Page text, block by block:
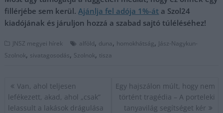
fillérjébe sem kerül.Ajánlja fel adója 1%-át a Szol24
kiadójának és járuljon hozzá a szabad sajtó túléléséhez!
JNSZ megyei hírek alföld, duna, homokhátság, Jász-Nagykun-
Szolnok, sivatagosodás, Szolnok, tisza
Bejegyzés
navigáció
Van, ahol teljesen
lefékezett, akad, ahol „csak”
lelassult a lakások drágulása
Egy hajszálon múlt, hogy nem
történt tragédia – A porteleki
tanyavilág segítséget kér